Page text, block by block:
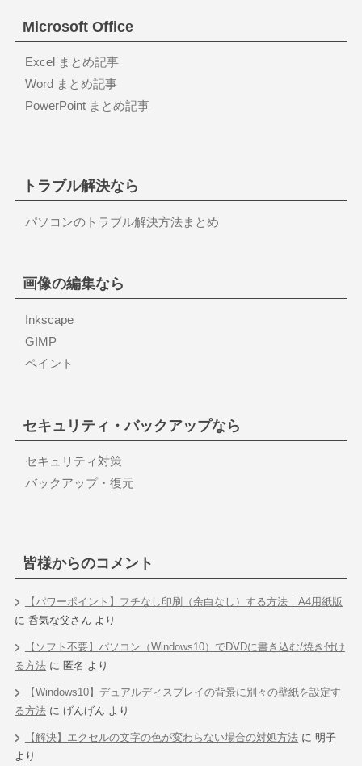
Microsoft Office
Excel まとめ記事
Word まとめ記事
PowerPoint まとめ記事
トラブル解決なら
パソコンのトラブル解決方法まとめ
画像の編集なら
Inkscape
GIMP
ペイント
セキュリティ・バックアップなら
セキュリティ対策
バックアップ・復元
皆様からのコメント
【パワーポイント】フチなし印刷（余白なし）する方法｜A4用紙版
に 呑気な父さん より
【ソフト不要】パソコン（Windows10）でDVDに書き込む/焼き付け
る方法に 匿名 より
【Windows10】デュアルディスプレイの背景に別々の壁紙を設定す
る方法に げんげん より
【解決】エクセルの文字の色が変わらない場合の対処方法に 明子
より